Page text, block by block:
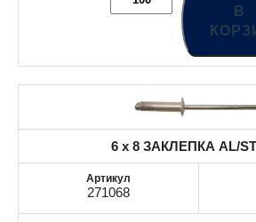
В
6 x 8 ЗАКЛЕПКА AL/
271068